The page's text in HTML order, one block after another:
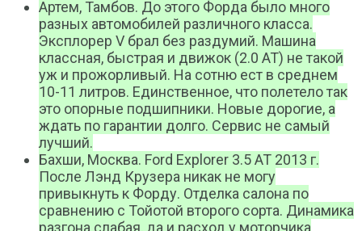
Артем, Тамбов. До этого Форда было много
разных автомобилей различного класса.
Эксплорер V брал без раздумий. Машина
классная, быстрая и движок (2.0 АТ) не такой
уж и прожорливый. На сотню ест в среднем
10-11 литров. Единственное, что полетело так
это опорные подшипники. Новые дорогие, а
ждать по гарантии долго. Сервис не самый
лучший.
Бахши, Москва. Ford Explorer 3.5 AT 2013 г.
После Лэнд Крузера никак не могу
привыкнуть к Форду. Отделка салона по
сравнению с Тойотой второго сорта. Динамика
разгона слабая, да и расход у моторчика